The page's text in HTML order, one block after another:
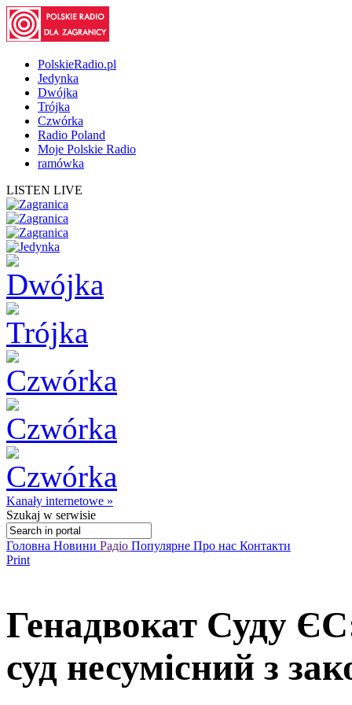
PolskieRadio.pl
Jedynka
Dwójka
Trójka
Czwórka
Radio Poland
Moje Polskie Radio
ramówka
LISTEN LIVE
Kanały internetowe »
Szukaj w serwisie
Головна Новини Радіо Популярне Про нас Контакти
Print
Генадвокат Суду
суд несумісний з